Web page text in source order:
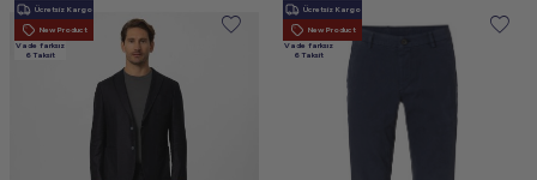
Ücretsiz Kargo
New Product
Vade farksız
6 Taksit
Ücretsiz Kargo
New Product
Vade farksız
6 Taksit